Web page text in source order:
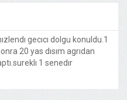
gecıcı dolgu konuldu.1
20 yas dısım agrıdan
1 senedır